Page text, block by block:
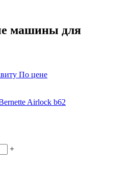
машины для
По цене
Airlock b62
+